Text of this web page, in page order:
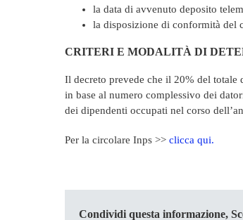
la data di avvenuto deposito
la disposizione di conformità del
CRITERI E MODALITÀ DI
Il decreto prevede che il 20% del totale
in base al numero complessivo dei
dei dipendenti occupati nel corso
Per la circolare Inps >> clicca qui.
Condividi questa informazione,